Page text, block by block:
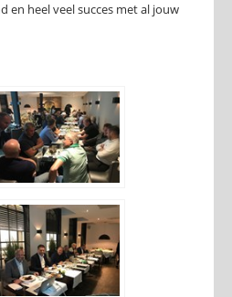
en heel veel succes met al jouw